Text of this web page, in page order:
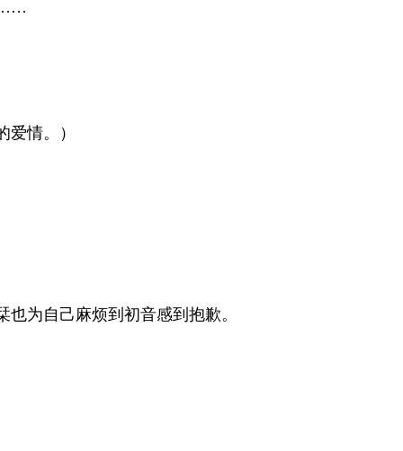
……
情。）
为自己麻烦到初音感到抱歉。